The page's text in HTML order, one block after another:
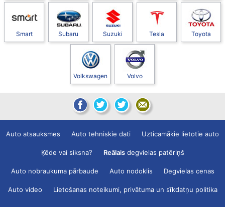
Smart Subaru Suzuki Tesla Toyota
Volkswagen Volvo
Auto atsauksmes Auto tehniskie dati Uzticamākie lietotie auto
Ķēde vai siksna? Reālaisdegvielas patēriņš
Auto nobraukuma pārbaude Auto nodoklis Degvielas cenas
Auto video Lietošanas noteikumi, privātuma un sīkdatņu politika